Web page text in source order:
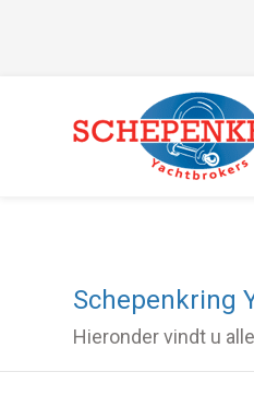
Schepenkring
Hieronder vindt u